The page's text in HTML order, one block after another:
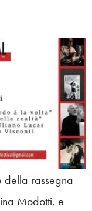
della rassegna
Modotti, e